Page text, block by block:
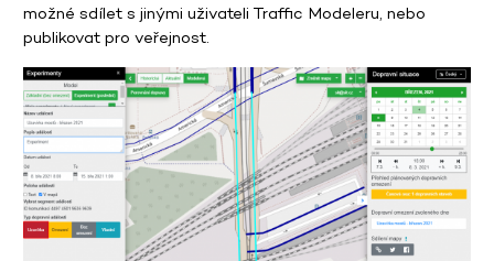
možné sdílet s jinými uživateli Traffic Modeleru, nebo
publikovat pro veřejnost.